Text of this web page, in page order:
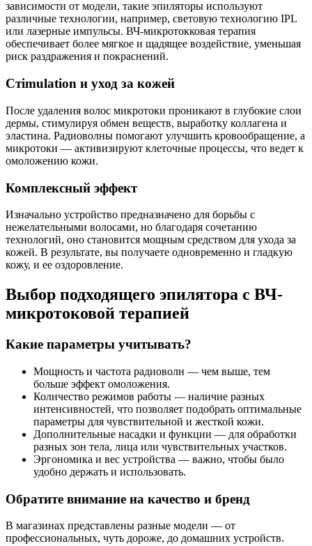
зависимости от модели, такие эпиляторы используют
различные технологии, например, световую технологию IPL
или лазерные импульсы. ВЧ-микротокковая терапия
обеспечивает более мягкое и щадящее воздействие, уменьшая
риск раздражения и покраснений.
Стimulation и уход за кожей
После удаления волос микротоки проникают в глубокие слои
дермы, стимулируя обмен веществ, выработку коллагена и
эластина. Радиоволны помогают улучшить кровообращение, а
микротоки — активизируют клеточные процессы, что ведет к
омоложению кожи.
Комплексный эффект
Изначально устройство предназначено для борьбы с
нежелательными волосами, но благодаря сочетанию
технологий, оно становится мощным средством для ухода за
кожей. В результате, вы получаете одновременно и гладкую
кожу, и ее оздоровление.
Выбор подходящего эпилятора с ВЧ-
микротоковой терапией
Какие параметры учитывать?
Мощность и частота радиоволн — чем выше, тем
больше эффект омоложения.
Количество режимов работы — наличие разных
интенсивностей, что позволяет подобрать оптимальные
параметры для чувствительной и жесткой кожи.
Дополнительные насадки и функции — для обработки
разных зон тела, лица или чувствительных участков.
Эргономика и вес устройства — важно, чтобы было
удобно держать и использовать.
Обратите внимание на качество и бренд
В магазинах представлены разные модели — от
профессиональных, чуть дороже, до домашних устройств.